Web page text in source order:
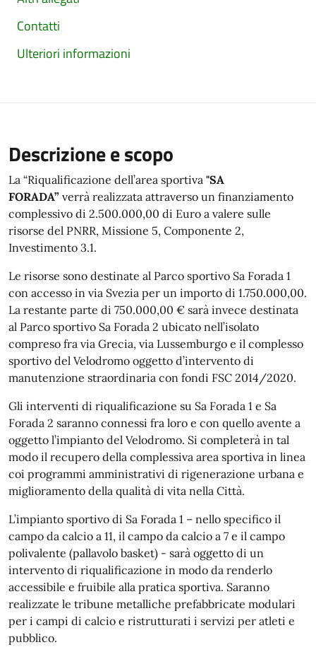
Contatti
Ulteriori informazioni
Descrizione e scopo
La “Riqualificazione dell’area sportiva "SA
FORADA” verrà realizzata attraverso un finanziamento
complessivo di 2.500.000,00 di Euro a valere sulle
risorse del PNRR, Missione 5, Componente 2,
Investimento 3.1.
Le risorse sono destinate al Parco sportivo Sa Forada 1
con accesso in via Svezia per un importo di 1.750.000,00.
La restante parte di 750.000,00 € sarà invece destinata
al Parco sportivo Sa Forada 2 ubicato nell’isolato
compreso fra via Grecia, via Lussemburgo e il complesso
sportivo del Velodromo oggetto d’intervento di
manutenzione straordinaria con fondi FSC 2014/2020.
Gli interventi di riqualificazione su Sa Forada 1 e Sa
Forada 2 saranno connessi fra loro e con quello avente a
oggetto l’impianto del Velodromo. Si completerà in tal
modo il recupero della complessiva area sportiva in linea
coi programmi amministrativi di rigenerazione urbana e
miglioramento della qualità di vita nella Città.
L’impianto sportivo di Sa Forada 1 – nello specifico il
campo da calcio a 11, il campo da calcio a 7 e il campo
polivalente (pallavolo basket) - sarà oggetto di un
intervento di riqualificazione in modo da renderlo
accessibile e fruibile alla pratica sportiva. Saranno
realizzate le tribune metalliche prefabbricate modulari
per i campi di calcio e ristrutturati i servizi per atleti e
pubblico.